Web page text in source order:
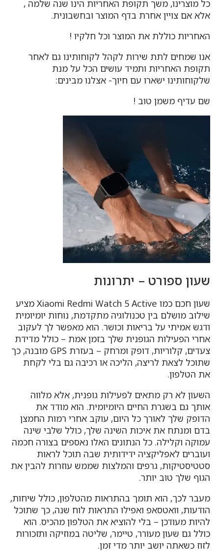
כל מוצרינו, משך תקופת האחריות הינו שנה שלמה ,
אלא אם צויין אחרת בדף המוצר ובחשבונית.
האחריות כוללת את המוצר וכל חלקיו !
אנו שמחים לתת שירות לקהל לקוחותינו גם לאחר
תקופת האחריות ותמיד עושים הכל על מנת
שלקוחותינו ישארו עם חיוך- אצלנו מבינים:
שם עדיף משמן טוב !
שעון ספורט – יתרונות
שעון חכם כמו Xiaomi Redmi Watch 5 Active מציע
שילוב מושלם בין טכנולוגיה מתקדמת, נוחות יומיומית
ודגש אמיתי על בריאות וכושר. הוא מאפשר לך לעקוב
אחרי הפעילות הגופנית שלך בזמן אמת – כולל מדידת
צעדים, קלוריות, דופק ומרחק – בעזרת GPS מובנה, כך
שתוכל לצאת לריצה, הליכה או רכיבה גם בלי לקחת
את הטלפון.
השעון לא רק מתאים לפעילות גופנית, אלא מלווה
אותך גם בשגרת החיים היומיומית. הוא מודד את
הדופק שלך לאורך כל היום, עוקב אחרי רמות החמצן
בדם ומנתח את איכות השינה שלך, כולל שלבי שינה
עמוקה וקלילה. כל הנתונים האלו נאספים בצורה חכמה
ועוברים לאפליקציה ידידותית שבה תוכל לראות
סטטיסטיקות, גרפים והמלצות שממש עוזרות להבין את
הגוף שלך טוב יותר.
מעבר לכך, הוא תומך בהתראות מהטלפון, כולל שיחות,
הודעות, וואטסאפ ואפילו התראות לוח שנה, כך שתוכל
להיות מעודכן – בלי להוציא את הטלפון מהכיס. הוא
כולל גם שעון מעורר, טיימר, שליטה במוזיקה ותזכורות
לזוז כשאתה יושב יותר מדי זמן.